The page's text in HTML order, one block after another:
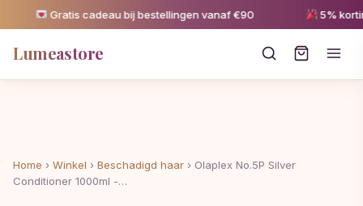
Gratis cadeau bij bestellingen vanaf €90 5% korting
Lumeastore
Home › Winkel › Beschadigd haar › Olaplex No.5P Silver
Conditioner 1000ml -…